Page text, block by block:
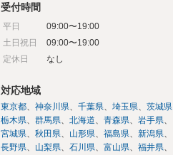
受付時間
平日
09:00〜19:00
土日祝日
09:00〜19:00
定休日
なし
対応地域
東京都 神奈川県 千葉県 埼玉県
茨城県
栃木県
群馬県 北海道 青森県
岩手県
宮城県
秋田県 山形県 福島県
新潟県
長野県
山梨県 石川県 富山県
福井県